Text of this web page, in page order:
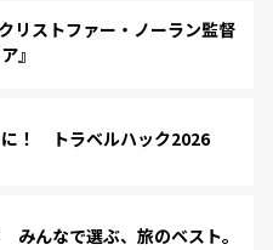
リストファー・ノーラン監督
』
！ トラベルハック2026
んなで選ぶ、旅のベスト。